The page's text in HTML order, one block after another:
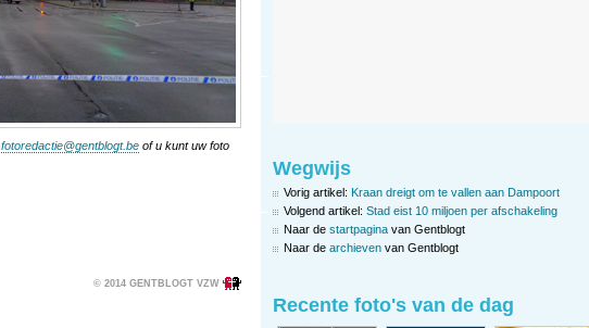
fotoredactie@gentblogt.be of u kunt uw foto
© 2014 GENTBLOGT VZW
Wegwijs
Vorig artikel: Kraan dreigt om te vallen aan Dampoort
Volgend artikel: Stad eist 10 miljoen per afschakeling
Naar de startpagina van Gentblogt
Naar de archieven van Gentblogt
Recente foto's van de dag